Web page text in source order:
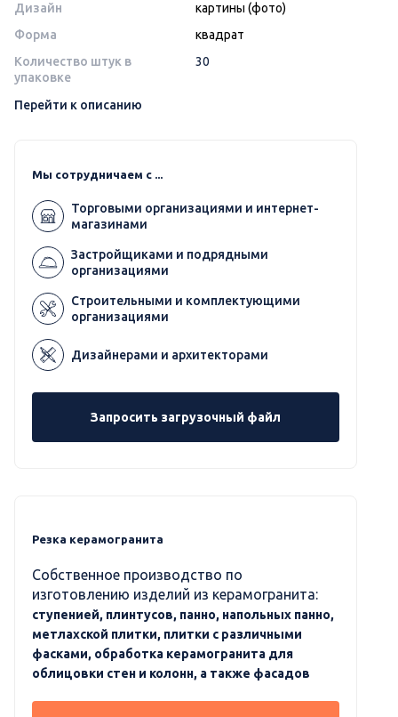
Дизайн
картины (фото)
Форма
квадрат
Количество штук в
упаковке
30
Перейти к описанию
Мы сотрудничаем с ...
Торговыми организациями и интернет-
магазинами
Застройщиками и подрядными
организациями
Строительными и комплектующими
организациями
Дизайнерами и архитекторами
Запросить загрузочный файл
Резка керамогранита
Собственное производство по
изготовлению изделий из керамогранита:
ступенией, плинтусов, панно, напольных панно,
метлахской плитки, плитки с различными
фасками, обработка керамогранита для
облицовки стен и колонн, а также фасадов